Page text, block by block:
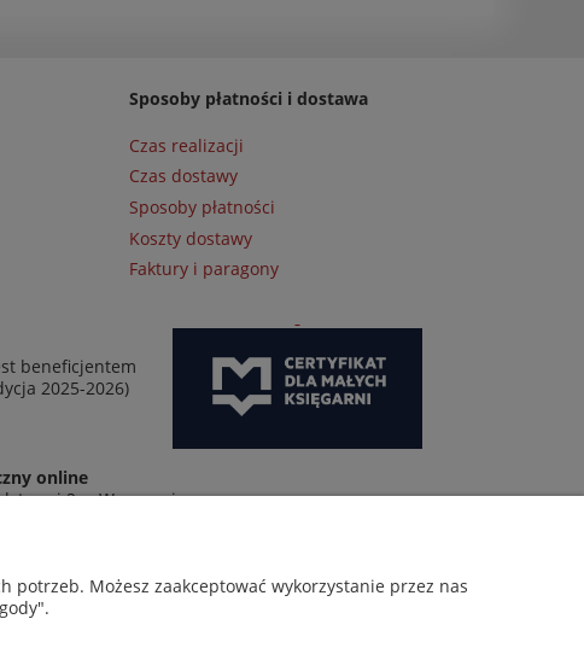
Sposoby płatności i dostawa
Czas realizacji
Czas dostawy
Sposoby płatności
Koszty dostawy
Faktury i paragony
beneficjentem
2025-2026)
online
2 w Warszawie
Możesz zaakceptować wykorzystanie przez nas